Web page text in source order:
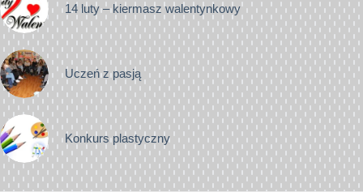
14 luty – kiermasz walentynkowy
Uczeń z pasją
Konkurs plastyczny